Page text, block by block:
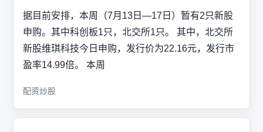
据目前安排，本周（7月13日—17日）暂有2只新股
申购。其中科创板1只，北交所1只。 其中，北交所
新股维琪科技今日申购，发行价为22.16元，发行市
盈率14.99倍。 本周
配资炒股